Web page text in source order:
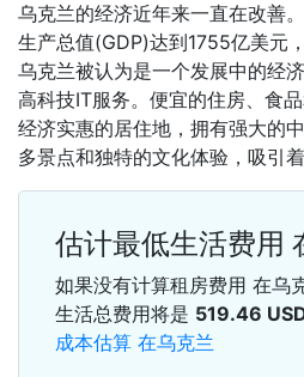
乌克兰的经济近年来一直在改善
生产总值(GDP)达到1755亿美元
乌克兰被认为是一个发展中的经
高科技IT服务。便宜的住房、食
经济实惠的居住地，拥有强大的
多景点和独特的文化体验，吸引
估计最低生活费用
如果没有计算租房费用 在乌
生活总费用将是 519.46
成本估算 在乌克兰